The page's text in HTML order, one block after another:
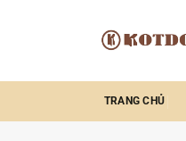
TRANG CHỦ